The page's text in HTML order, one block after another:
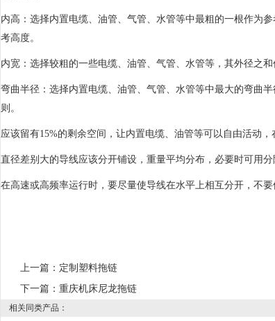
内高：选择内置电缆、油管、气管、水管等中最粗的一根作为
考高度。
内宽：选择较粗的一些电缆、油管、气管、水管等，其外径
弯曲半径：选择内置电缆、油管、气管、水管等中最大的弯曲
则。
应该留有15%的剩余空间，让内置电缆、油管等可以自由活
直径差别大的导线应该分开铺设，重量平均分布，必要时可
在高速或高频率运行时，要尽量使导线在水平上相互分开，不
上一篇： 定制塑料拖链
下一篇： 重庆机床尼龙拖链
相关同类产品：